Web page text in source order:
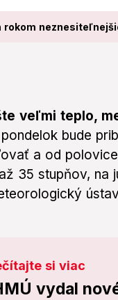
rokom
veľmi teplo,
bude
a od
35 stupňov, na
si viac
vydal